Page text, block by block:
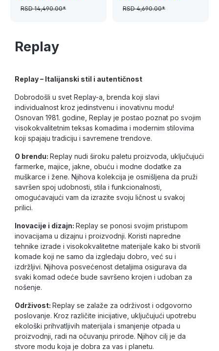
RSD 14,490.00* RSD 4,690.00*
Replay
Replay – Italijanski stil i autentičnost
Dobrodošli u svet Replay-a, brenda koji slavi
individualnost kroz jedinstvenu i inovativnu modu!
Osnovan 1981. godine, Replay je postao poznat po svojim
visokokvalitetnim teksas komadima i modernim stilovima
koji spajaju tradiciju i savremene trendove.
O brendu: Replay nudi široku paletu proizvoda, uključujući
farmerke, majice, jakne, obuću i modne dodatke za
muškarce i žene. Njihova kolekcija je osmišljena da pruži
savršen spoj udobnosti, stila i funkcionalnosti,
omogućavajući vam da izrazite svoju ličnost u svakoj
prilici.
Inovacije i dizajn: Replay se ponosi svojim pristupom
inovacijama u dizajnu i proizvodnji. Koristi napredne
tehnike izrade i visokokvalitetne materijale kako bi stvorili
komade koji ne samo da izgledaju dobro, već su i
izdržljivi. Njihova posvećenost detaljima osigurava da
svaki komad odeće bude savršeno krojen i udoban za
nošenje.
Održivost: Replay se zalaže za održivost i odgovorno
poslovanje. Kroz različite inicijative, uključujući upotrebu
ekološki prihvatljivih materijala i smanjenje otpada u
proizvodnji, radi na očuvanju prirode. Njihov cilj je da
stvore modu koja je dobra za vas i planetu.